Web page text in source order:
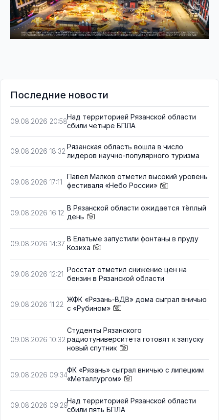
Последние новости
09.08.2026 20:58
Над территорией Рязанской области
сбили четыре БПЛА
09.08.2026 18:32
Рязанская область вошла в число
лидеров научно-популярного туризма
09.08.2026 17:11
Павел Малков отметил высокий уровень
фестиваля «Небо России»
09.08.2026 16:12
В Рязанской области ожидается тёплый
день
09.08.2026 14:37
В Елатьме запустили фонтаны в пруду
Козиха
09.08.2026 12:21
Росстат отметил снижение цен на
бензин в Рязанской области
09.08.2026 11:22
ЖФК «Рязань-ВДВ» дома сыграл вничью
с «Рубином»
09.08.2026 10:32
Студенты Рязанского
радиотуниверситета готовят к запуску
новый спутник
09.08.2026 09:34
ФК «Рязань» сыграл вничью с липецким
«Металлургом»
09.08.2026 09:29
Над территорией Рязанской области
сбили пять БПЛА